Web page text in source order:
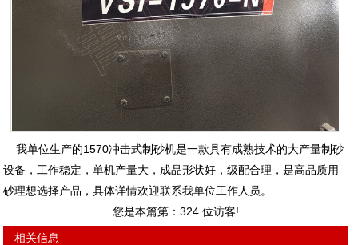
我单位生产的1570冲击式制砂机是一款具有成熟技术的大产量制砂
设备，工作稳定，单机产量大，成品形状好，级配合理，是高品质用
砂理想选择产品，具体详情欢迎联系我单位工作人员。
您是本篇第： 324位访客!
相关信息